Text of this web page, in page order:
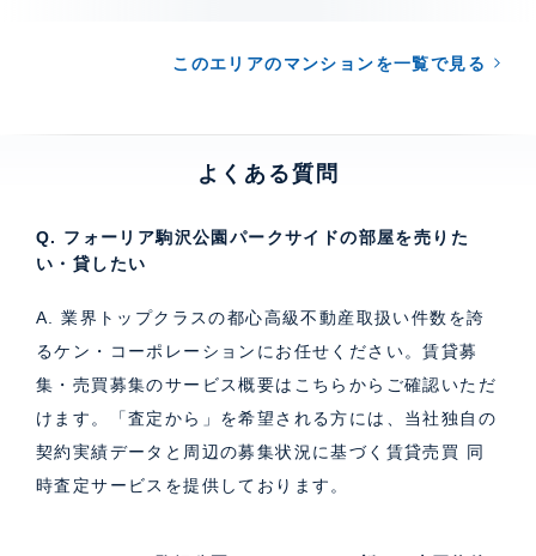
このエリアのマンションを一覧で見る
よくある質問
Q. フォーリア駒沢公園パークサイドの部屋を売りた
い・貸したい
A. 業界トップクラスの都心高級不動産取扱い件数を誇
るケン・コーポレーションにお任せください。賃貸募
集・売買募集のサービス概要はこちら からご確認いただ
けます。「査定から」を希望される方には、当社独自の
契約実績データと周辺の募集状況に基づく 賃貸売買 同
時査定サービス を提供しております。